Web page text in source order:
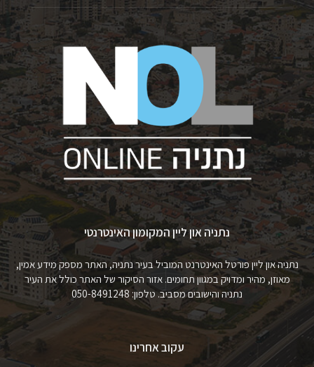
נתניה און ליין המקומון האינטרנטי
נתניה און ליין פורטל האינטרנט המוביל בעיר נתניה, האתר מספק מידע אמין,
מאוזן, מהיר ומדויק במגוון תחומים. אזור הסיקור של האתר כולל את העיר
נתניה והישובים מסביב. טלפון: 050-8491248
עקוב אחרינו